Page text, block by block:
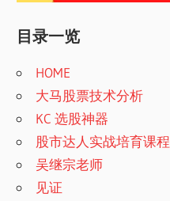
目录一览
HOME
大马股票技术分析
KC 选股神器
股市达人实战培育课程
吴继宗老师
见证